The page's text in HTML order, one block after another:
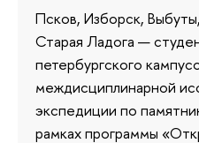
Псков, Изборск,
Старая Ладога —
петербургского
междисциплинарной
экспедиции по
рамках программы